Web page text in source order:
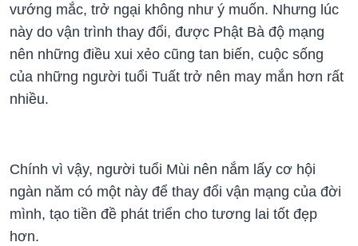
vướng mắc, trở ngại không như ý muốn. Nhưng lúc
này do vận trình thay đổi, được Phật Bà độ mạng
nên những điều xui xẻo cũng tan biến, cuộc sống
của những người tuổi Tuất trở nên may mắn hơn rất
nhiều.
Chính vì vậy, người tuổi Mùi nên nắm lấy cơ hội
ngàn năm có một này để thay đổi vận mạng của đời
mình, tạo tiền đề phát triển cho tương lai tốt đẹp
hơn.